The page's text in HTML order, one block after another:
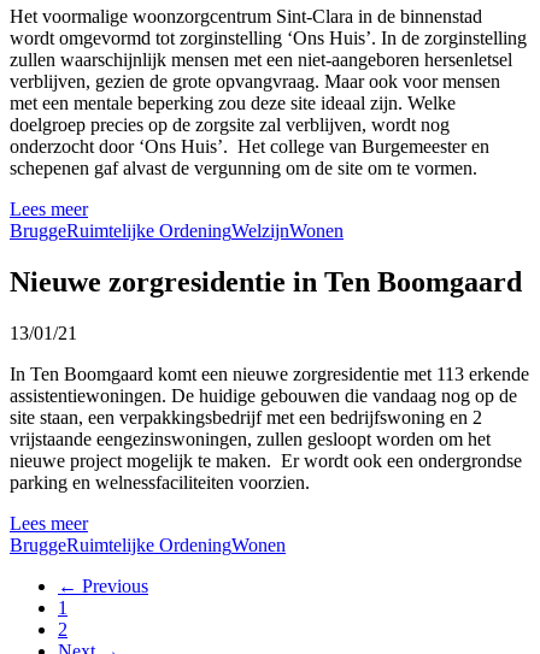
Het voormalige woonzorgcentrum Sint-Clara in de binnenstad
wordt omgevormd tot zorginstelling ‘Ons Huis’. In de zorginstelling
zullen waarschijnlijk mensen met een niet-aangeboren hersenletsel
verblijven, gezien de grote opvangvraag. Maar ook voor mensen
met een mentale beperking zou deze site ideaal zijn. Welke
doelgroep precies op de zorgsite zal verblijven, wordt nog
onderzocht door ‘Ons Huis’. Het college van Burgemeester en
schepenen gaf alvast de vergunning om de site om te vormen.
Lees meer
BruggeRuimtelijke OrdeningWelzijnWonen
Nieuwe zorgresidentie in Ten Boomgaard
13/01/21
In Ten Boomgaard komt een nieuwe zorgresidentie met 113 erkende
assistentiewoningen. De huidige gebouwen die vandaag nog op de
site staan, een verpakkingsbedrijf met een bedrijfswoning en 2
vrijstaande eengezinswoningen, zullen gesloopt worden om het
nieuwe project mogelijk te maken. Er wordt ook een ondergrondse
parking en welnessfaciliteiten voorzien.
Lees meer
BruggeRuimtelijke OrdeningWonen
← Previous
1
2